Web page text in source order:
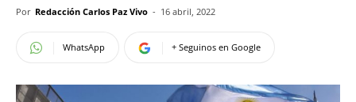
Por Redacción Carlos Paz Vivo - 16 abril, 2022
WhatsApp + Seguinos en Google